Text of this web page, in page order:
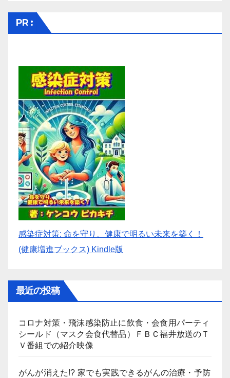
PR :
感染症対策: 命を守り、健康で明るい未来を築く！
(健康増進ブックス) Kindle版
最近の投稿
コロナ対策・飛沫感染防止に飲食・会食用パーティ
シールド（マスク会食代替品）ＦＢＣ福井放送のＴ
Ｖ番組での紹介映像
がんが消えた!? 家でも実践できるがんの治療・予防